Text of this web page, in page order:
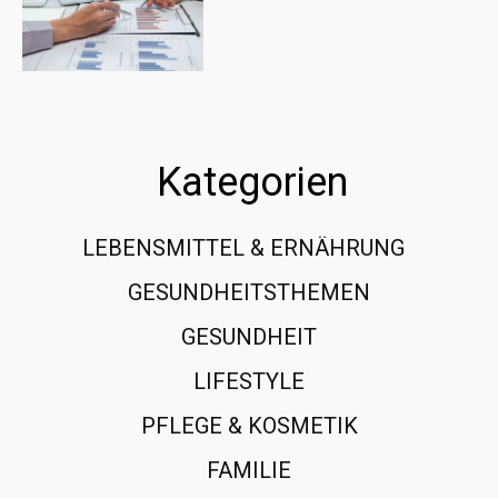
Kategorien
LEBENSMITTEL & ERNÄHRUNG
GESUNDHEITSTHEMEN
GESUNDHEIT
LIFESTYLE
PFLEGE & KOSMETIK
FAMILIE